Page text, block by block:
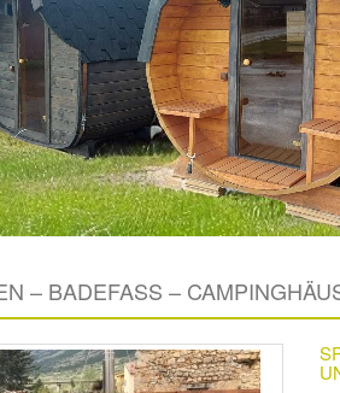
– BADEFASS –